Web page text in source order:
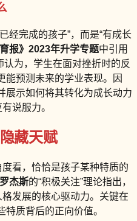
经完成的孩子”，而是“有成长
育报》2023年升学专题中引用
为，学生在面对挫折时的反
能预测未来的学业表现。因
展示如何将其转化为成长动力
说服力。
藏天赋
看，恰恰是孩子某种特质的
杰斯的“积极关注”理论指出，
发展的核心驱动力。关键在
质背后的正向价值。